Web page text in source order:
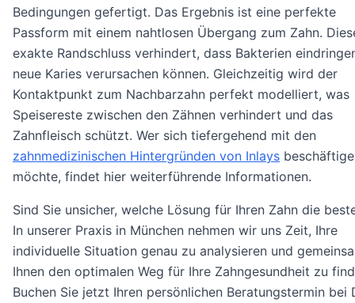
Bedingungen gefertigt. Das Ergebnis ist eine perfekte
Passform mit einem nahtlosen Übergang zum Zahn.
exakte Randschluss verhindert, dass Bakterien
neue Karies verursachen können. Gleichzeitig wird der
Kontaktpunkt zum Nachbarzahn perfekt modelliert, was
Speisereste zwischen den Zähnen verhindert und das
Zahnfleisch schützt. Wer sich tiefergehend mit den
zahnmedizinischen Hintergründen von Inlays
möchte, findet hier weiterführende Informationen.
Sind Sie unsicher, welche Lösung für Ihren Zahn die
In unserer Praxis in München nehmen wir uns Zeit, Ihre
individuelle Situation genau zu analysieren und
Ihnen den optimalen Weg für Ihre Zahngesundheit zu
Buchen Sie jetzt Ihren persönlichen Beratungstermin bei